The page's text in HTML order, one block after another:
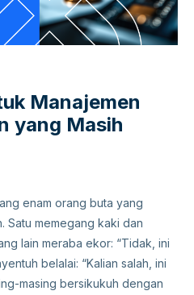
Manajemen
yang Masih
enam orang buta yang
Satu memegang kaki dan
lain meraba ekor: “Tidak, ini
belalai: “Kalian salah, ini
masing bersikukuh dengan